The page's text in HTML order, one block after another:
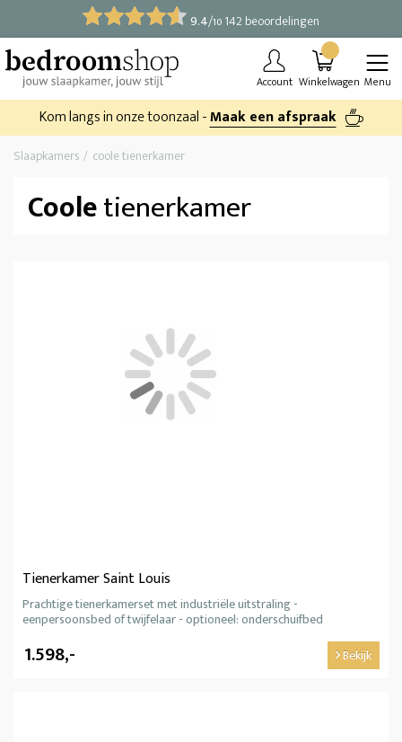
9.4/10 142 beoordelingen
Account Winkelwagen Menu
Kom langs in onze toonzaal -Maak een afspraak
Slaapkamers coole tienerkamer
Cooletienerkamer
Tienerkamer Saint Louis
Prachtige tienerkamerset met industriële uitstraling -
eenpersoonsbed of twijfelaar - optioneel: onderschuifbed
1.598,- Bekijk